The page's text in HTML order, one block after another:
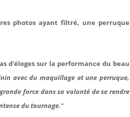
photos ayant filtré, une perruque
d'éloges sur la performance du beau
avec du maquillage et une perruque,
force dans sa volonté de se rendre
du tournage."